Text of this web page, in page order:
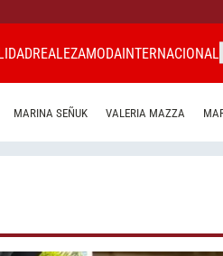
REALEZAMODAINTERNACIONAL
MARINA SEÑUK VALERIA MAZZA